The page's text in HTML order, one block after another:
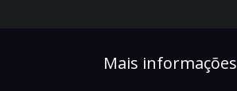
Mais informações